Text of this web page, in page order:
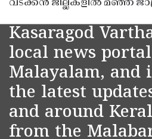
വടക്കൻ ജില്ലകളിൽ മഞ്ഞ
Kasaragod
local news
Malayalam, and
the latest
and around
from the